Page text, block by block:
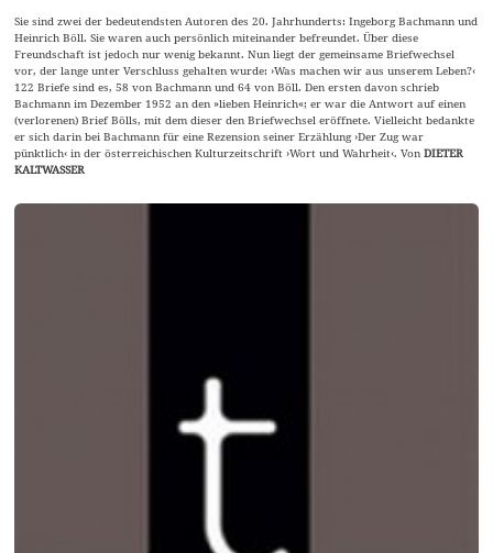
Sie sind zwei der bedeutendsten Autoren des 20. Jahrhunderts: Ingeborg Bachmann und
Heinrich Böll. Sie waren auch persönlich miteinander befreundet. Über diese
Freundschaft ist jedoch nur wenig bekannt. Nun liegt der gemeinsame Briefwechsel
vor, der lange unter Verschluss gehalten wurde: ›Was machen wir aus unserem Leben?‹
122 Briefe sind es, 58 von Bachmann und 64 von Böll. Den ersten davon schrieb
Bachmann im Dezember 1952 an den »lieben Heinrich«; er war die Antwort auf einen
(verlorenen) Brief Bölls, mit dem dieser den Briefwechsel eröffnete. Vielleicht bedankte
er sich darin bei Bachmann für eine Rezension seiner Erzählung ›Der Zug war
pünktlich‹ in der österreichischen Kulturzeitschrift ›Wort und Wahrheit‹. VonDIETER
KALTWASSER